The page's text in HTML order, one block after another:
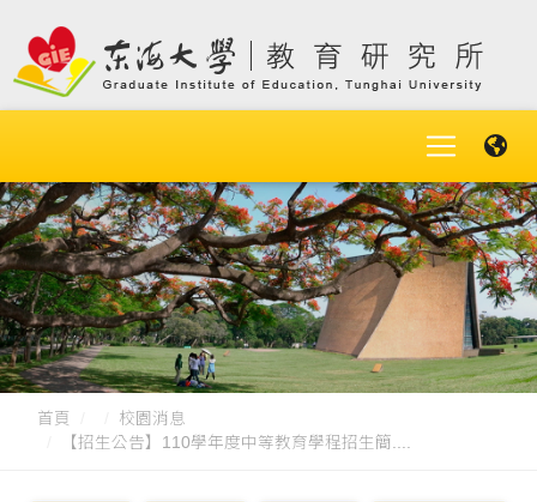
首頁
校園消息
【招生公告】110學年度中等教育學程招生簡....